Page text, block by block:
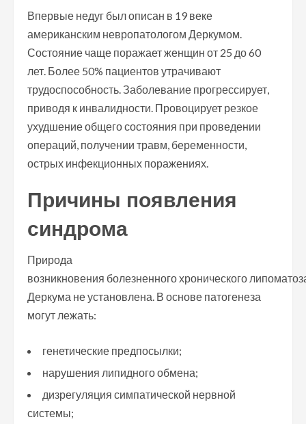
Впервые недуг был описан в 19 веке
американским невропатологом Деркумом.
Состояние чаще поражает женщин от 25 до 60
лет. Более 50% пациентов утрачивают
трудоспособность. Заболевание прогрессирует,
приводя к инвалидности. Провоцирует резкое
ухудшение общего состояния при проведении
операций, получении травм, беременности,
острых инфекционных поражениях.
Причины появления
синдрома
Природа
возникновения болезненного хронического
Деркума не установлена. В основе патогенеза
могут лежать:
генетические предпосылки;
нарушения липидного обмена;
дизрегуляция симпатической нервной
системы;